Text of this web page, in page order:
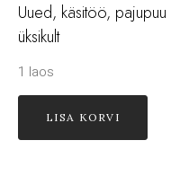
Uued, käsitöö,
üksikult
1 laos
LISA KORVI